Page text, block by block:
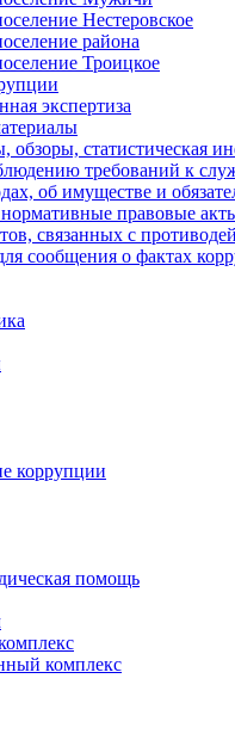
Нестеровское
района
Троицкое
экспертиза
обзоры, статистическая
требований к
об имуществе и
правовые
связанных с
сообщения о фактах
коррупции
помощь
комплекс